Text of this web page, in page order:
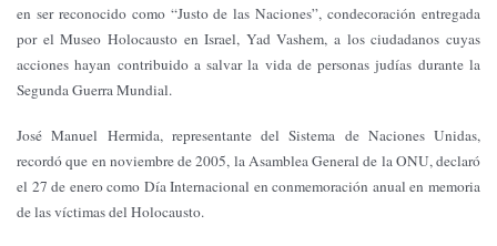
en ser reconocido como “Justo de las Naciones”, condecoración entregada
por el Museo Holocausto en Israel, Yad Vashem, a los ciudadanos cuyas
acciones hayan contribuido a salvar la vida de personas judías durante la
Segunda Guerra Mundial.
José Manuel Hermida, representante del Sistema de Naciones Unidas,
recordó que en noviembre de 2005, la Asamblea General de la ONU, declaró
el 27 de enero como Día Internacional en conmemoración anual en memoria
de las víctimas del Holocausto.